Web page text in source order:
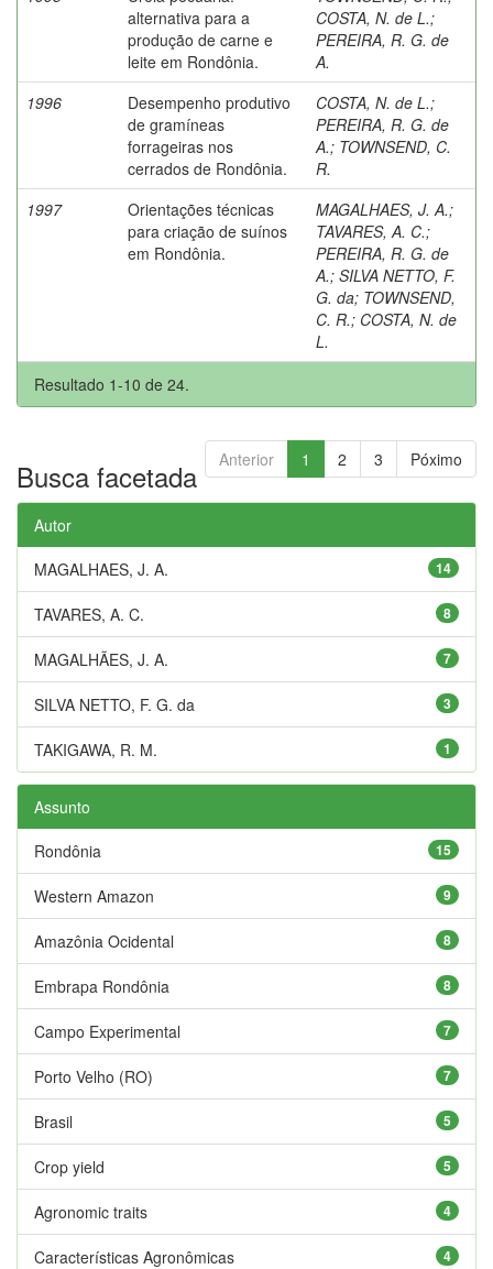
alternativa para a
produção de carne e
leite em Rondônia.
COSTA, N. de L.;
PEREIRA, R. G. de
A.
1996
Desempenho produtivo
de gramíneas
forrageiras nos
cerrados de Rondônia.
COSTA, N. de L.;
PEREIRA, R. G. de
A.; TOWNSEND, C.
R.
1997
Orientações técnicas
para criação de suínos
em Rondônia.
MAGALHAES, J. A.;
TAVARES, A. C.;
PEREIRA, R. G. de
A.; SILVA NETTO, F.
G. da; TOWNSEND,
C. R.; COSTA, N. de
L.
Resultado 1-10 de 24.
Anterior 1 2 3 Póximo
Busca facetada
Autor
14
MAGALHAES, J. A.
8
TAVARES, A. C.
7
MAGALHÃES, J. A.
3
SILVA NETTO, F. G. da
1
TAKIGAWA, R. M.
Assunto
15
Rondônia
9
Western Amazon
8
Amazônia Ocidental
8
Embrapa Rondônia
7
Campo Experimental
7
Porto Velho (RO)
5
Brasil
5
Crop yield
4
Agronomic traits
4
Características Agronômicas